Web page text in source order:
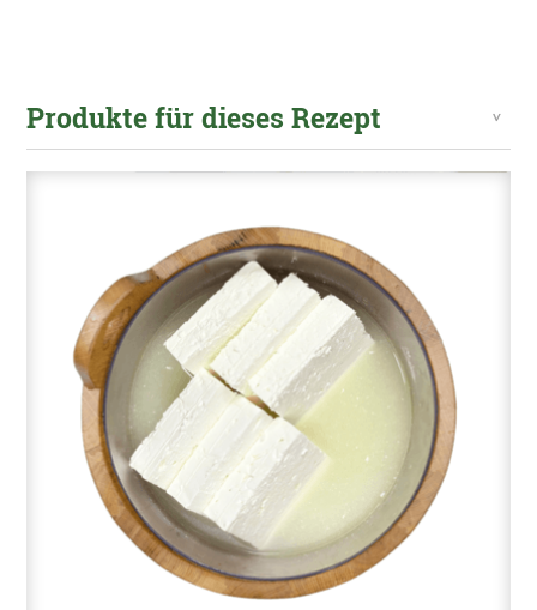
Produkte für dieses Rezept